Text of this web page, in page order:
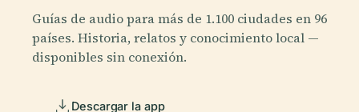
Guías de audio para más de 1.100 ciudades en 96
países. Historia, relatos y conocimiento local —
disponibles sin conexión.
Descargar la app